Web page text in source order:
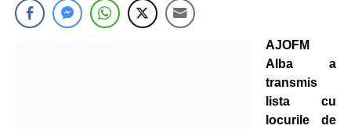
AJOFM
Alba a
transmis
lista cu
locurile de